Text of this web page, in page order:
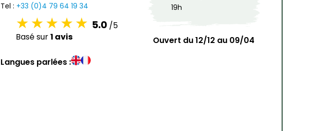
Tel : +33 (0)4 79 64 19 34
5.0 /5
Basé sur1 avis
Langues parlées :
19h
Ouvert du 12/12 au 09/04